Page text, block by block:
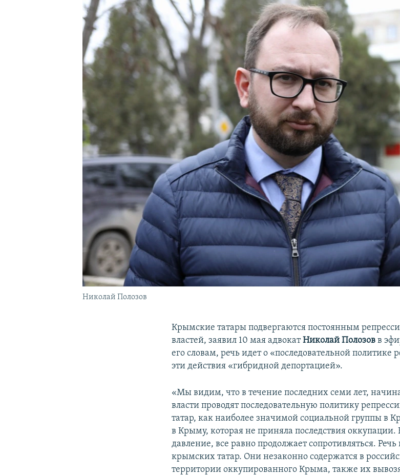
КРЫМ.НЕПОКОРЕННЫЙ
УКРАИНСКАЯ ПРОБЛЕМА КРЫМА
Николай Полозов
Крымские татары подвергаются постоянным
властей, заявил 10 мая адвокатНиколай Полозов в
его словам, речь идет о «последовательной политике
эти действия «гибридной депортацией».
«Мы видим, что в течение последних семи лет,
власти проводят последовательную политику
татар, как наиболее значимой социальной группы в
в Крыму, которая не приняла последствия оккупации.
давление, все равно продолжает сопротивляться.
крымских татар. Они незаконно содержатся в
территории оккупированного Крыма, также их